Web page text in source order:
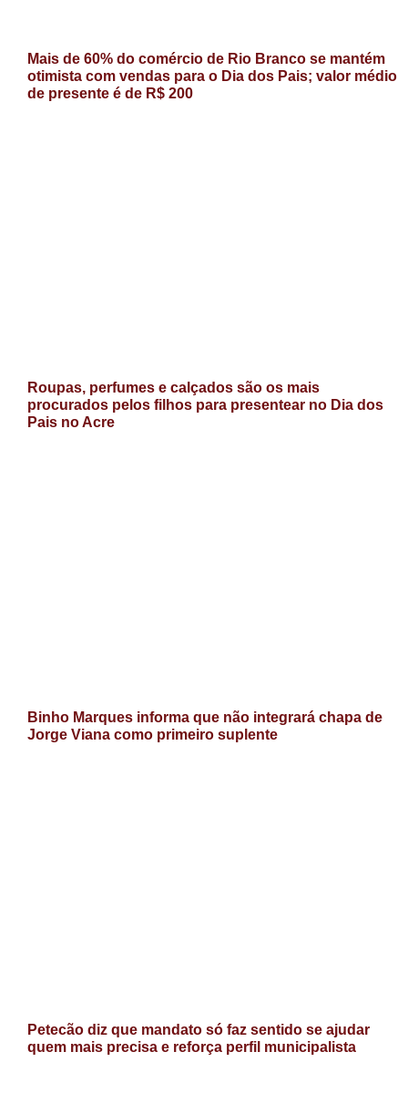
Mais de 60% do comércio de Rio Branco se mantém
otimista com vendas para o Dia dos Pais; valor médio
de presente é de R$ 200
Roupas, perfumes e calçados são os mais
procurados pelos filhos para presentear no Dia dos
Pais no Acre
Binho Marques informa que não integrará chapa de
Jorge Viana como primeiro suplente
Petecão diz que mandato só faz sentido se ajudar
quem mais precisa e reforça perfil municipalista